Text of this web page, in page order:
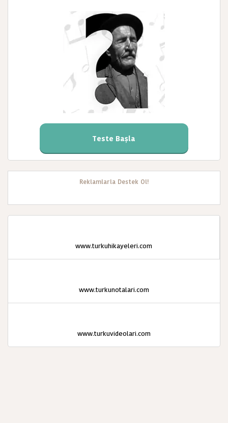
Teste Başla
Reklamlarla Destek Ol!
www.turkuhikayeleri.com
www.turkunotalari.com
www.turkuvideolari.com